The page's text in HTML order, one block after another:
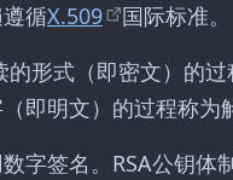
循X.509
国际标准。
形式（即密文）的
即明文）的过程称为
字签名。RSA公钥体